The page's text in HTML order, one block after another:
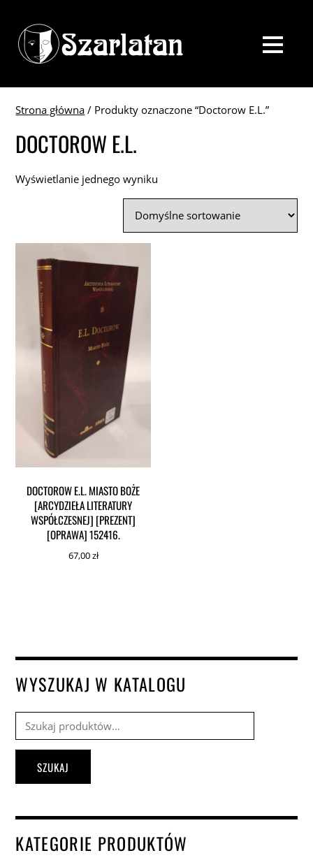
Strona główna / Produkty oznaczone “Doctorow E.L.”
DOCTOROW E.L.
Wyświetlanie jednego wyniku
DOCTOROW E.L. MIASTO BOŻE
[ARCYDZIEŁA LITERATURY
WSPÓŁCZESNEJ] [PREZENT]
[OPRAWA] 152416.
67,00zł
WYSZUKAJ W KATALOGU
Szukaj:
SZUKAJ
KATEGORIE PRODUKTÓW